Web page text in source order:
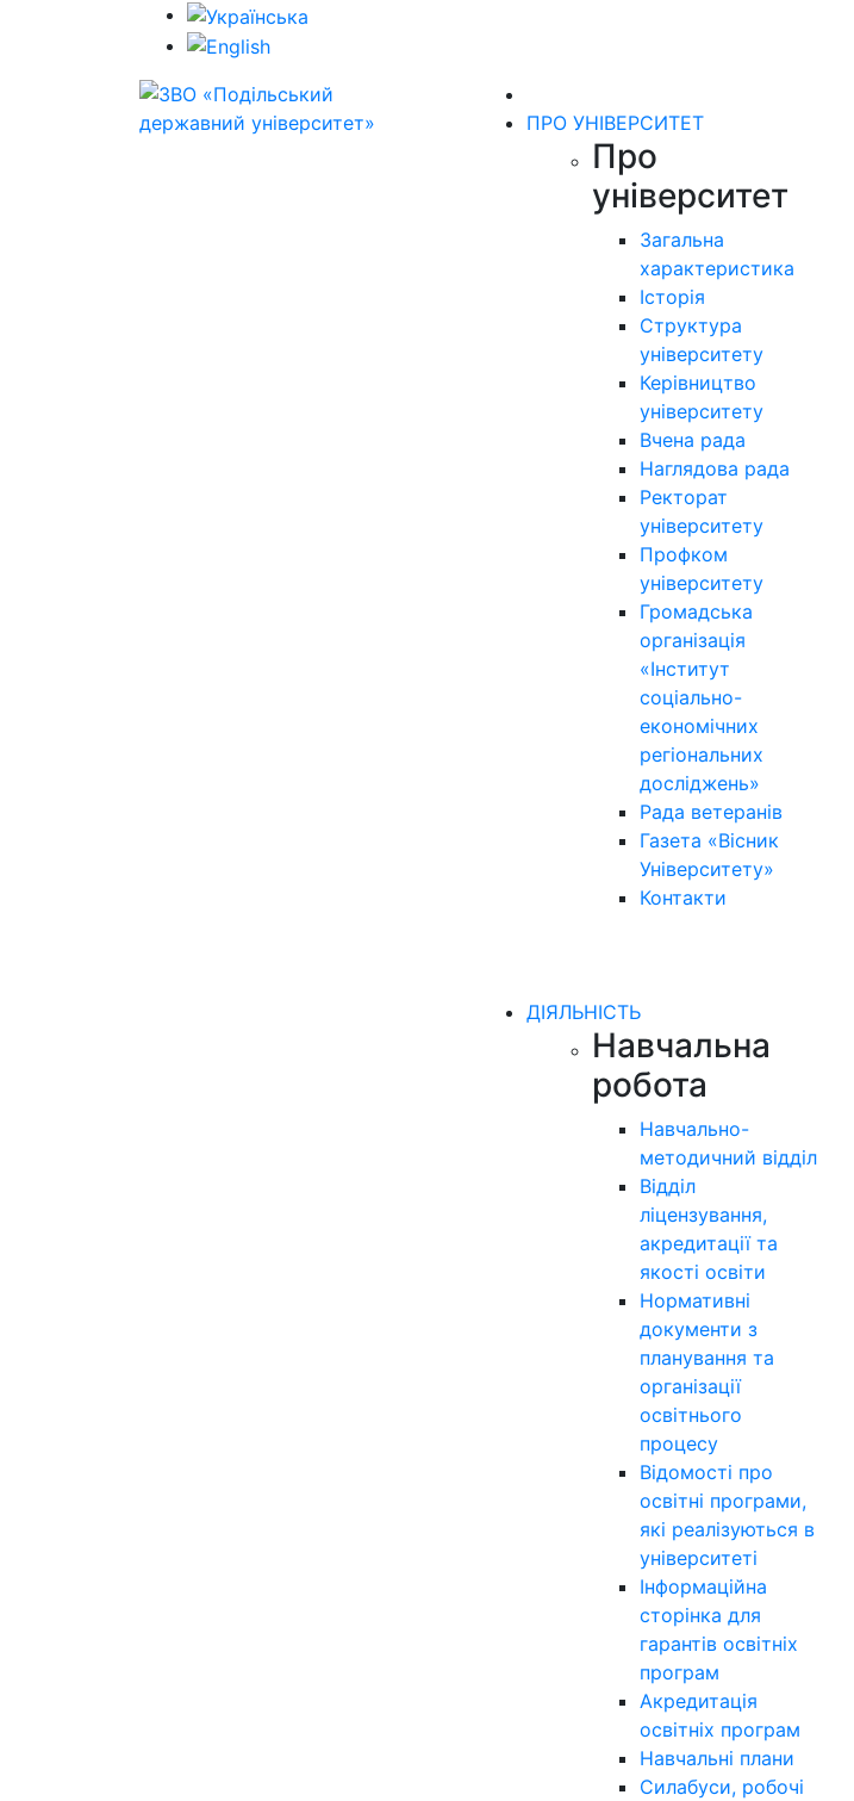
ПРО УНІВЕРСИТЕТ
Про
університет
Загальна
характеристика
Історія
Структура
університету
Керівництво
університету
Вчена рада
Наглядова рада
Ректорат
університету
Профком
університету
Громадська
організація
«Інститут
соціально-
економічних
регіональних
досліджень»
Рада ветеранів
Газета «Вісник
Університету»
Контакти
ДІЯЛЬНІСТЬ
Навчальна
робота
Навчально-
методичний відділ
Відділ
ліцензування,
акредитації та
якості освіти
Нормативні
документи з
планування та
організації
освітнього
процесу
Відомості про
освітні програми,
які реалізуються в
університеті
Інформаційна
сторінка для
гарантів освітніх
програм
Акредитація
освітніх програм
Навчальні плани
Силабуси, робочі